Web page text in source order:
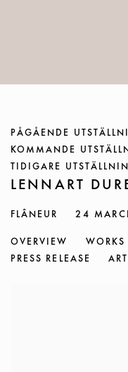
PÅGÅENDE
KOMMANDE
TIDIGARE
LENNART
FLÂNEUR 24
OVERVIEW WORKS
PRESS RELEASE